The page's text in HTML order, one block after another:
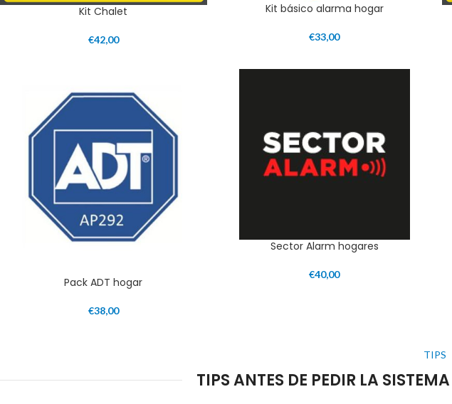
Kit Chalet
€42,00
Kit básico alarma hogar
€33,00
Pack ADT hogar
€38,00
Sector Alarm hogares
€40,00
TIPS
TIPS ANTES DE PEDIR LA